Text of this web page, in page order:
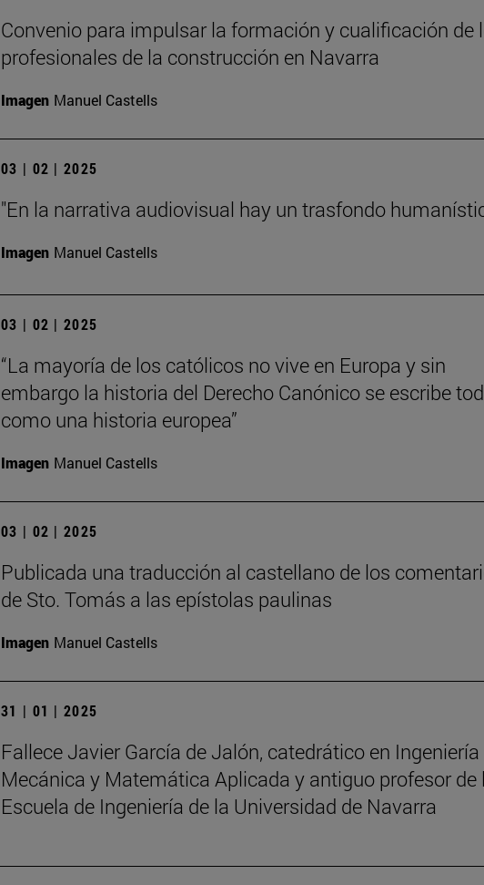
Convenio para impulsar la formación y cualificación de
profesionales de la construcción en Navarra
Imagen Manuel Castells
03 | 02 | 2025
"En la narrativa audiovisual hay un trasfondo
Imagen Manuel Castells
03 | 02 | 2025
“La mayoría de los católicos no vive en Europa y sin
embargo la historia del Derecho Canónico se escribe
como una historia europea”
Imagen Manuel Castells
03 | 02 | 2025
Publicada una traducción al castellano de los
de Sto. Tomás a las epístolas paulinas
Imagen Manuel Castells
31 | 01 | 2025
Fallece Javier García de Jalón, catedrático en Ingeniería
Mecánica y Matemática Aplicada y antiguo profesor de
Escuela de Ingeniería de la Universidad de Navarra